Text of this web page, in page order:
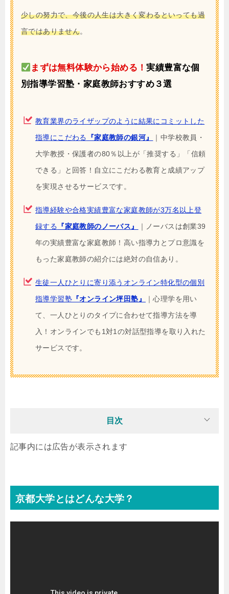
少しの努力で、今後の人生は大きく変わるといっても過
言ではありません。
まずは無料体験から始める！実績豊富な個
別指導学習塾・家庭教師おすすめ３選
教育業界のライザップのように結果にコミットした
指導にこだわる
『家庭教師の銀河』
｜中学校教員・
大学教授・保護者の80％以上が「推奨する」「信頼
できる」と回答！自立にこだわる教育と成績アップ
を実現させるサービスです。
指導経験や合格実績豊富な家庭教師が3万名以上登
録する 『家庭教師のノーバス』
｜ノーバスは創業39
年の実績豊富な家庭教師！高い指導力とプロ意識を
もった家庭教師の紹介には絶対の自信あり。
生徒一人ひとりに寄り添うオンライン特化型の個別
指導学習塾 『オンライン坪田塾』
｜心理学を用い
て、一人ひとりのタイプに合わせて指導方法を導
入！オンラインでも1対1の対話型指導を取り入れた
サービスです。
目次
記事内には広告が表示されます
京都大学とはどんな大学？